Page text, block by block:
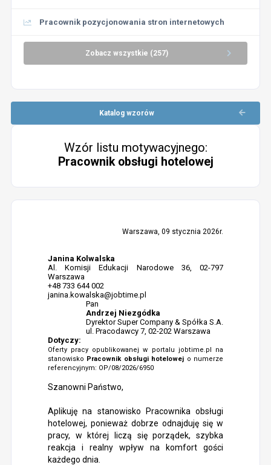
Pracownik pozycjonowania stron internetowych
Zobacz wszystkie (257)
Katalog wzorów
Wzór listu motywacyjnego:
Pracownik obsługi hotelowej
Warszawa, 09 stycznia 2026r.
Janina Kolwalska
Al. Komisji Edukacji Narodowe 36, 02-797
Warszawa
+48 733 644 002
janina.kowalska@jobtime.pl
Pan
Andrzej Niezgódka
Dyrektor Super Company & Spółka S.A.
ul. Pracodawcy 7, 02-202 Warszawa
Dotyczy:
Oferty pracy opublikowanej w portalu jobtime.pl na
stanowisko Pracownik obsługi hotelowej o numerze
referencyjnym: OP/08/2026/6950
Szanowni Państwo,
Aplikuję na stanowisko Pracownika obsługi
hotelowej, ponieważ dobrze odnajduję się w
pracy, w której liczą się porządek, szybka
reakcja i realny wpływ na komfort gości
każdego dnia.